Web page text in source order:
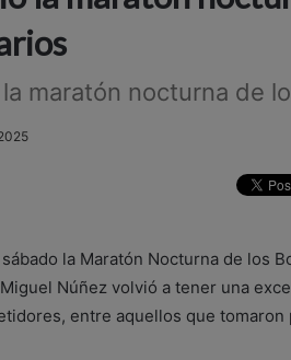
maratón nocturna de
la Maratón Nocturna de los
Núñez volvió a tener una
entre aquellos que